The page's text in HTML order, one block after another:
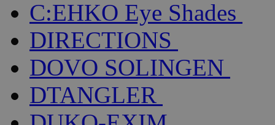
C:EHKO Eye Shades
DIRECTIONS
DOVO SOLINGEN
DTANGLER